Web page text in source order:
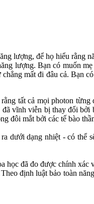
lượng, để họ hiểu rằng
lượng. Bạn có muốn
mất đi đâu cả. Bạn
tất cả mọi photon
vĩnh viễn bị thay đổi bởi
đôi mắt bởi các tế bào
dưới dạng nhiệt - có
đã đo được chính
định luật bảo toàn